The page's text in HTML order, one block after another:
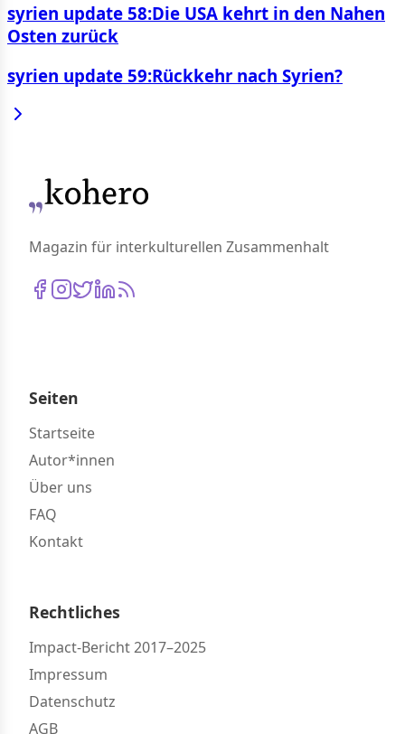
syrien update 58:Die USA kehrt in den Nahen
Osten zurück
syrien update 59:Rückkehr nach Syrien?
Magazin für interkulturellen Zusammenhalt
Seiten
Startseite
Autor*innen
Über uns
FAQ
Kontakt
Rechtliches
Impact-Bericht 2017–2025
Impressum
Datenschutz
AGB